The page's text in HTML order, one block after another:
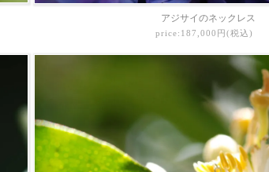
アジサイのネックレス
price:187,000円(税込)